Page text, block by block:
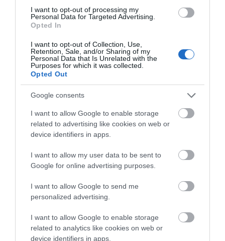
I want to opt-out of processing my
Personal Data for Targeted Advertising.
Opted In
I want to opt-out of Collection, Use,
Retention, Sale, and/or Sharing of my
Personal Data that Is Unrelated with the
Purposes for which it was collected.
Opted Out
Google consents
I want to allow Google to enable storage
related to advertising like cookies on web or
device identifiers in apps.
I want to allow my user data to be sent to
Google for online advertising purposes.
I want to allow Google to send me
personalized advertising.
I want to allow Google to enable storage
related to analytics like cookies on web or
device identifiers in apps.